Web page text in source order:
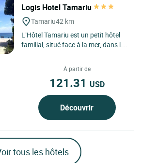
Logis Hotel Tamariu
Tamariu42 km
L’Hôtel Tamariu est un petit hôtel
familial, situé face à la mer, dans la
À partir de
121.31 USD
Découvrir
tous les hôtels